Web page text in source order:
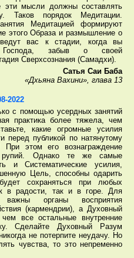
мысли должны составлять
Таков порядок Медитации.
Медитацией формируют
этого Образа и размышление о
вас к стадии, когда вы
забыв о своей
Сверхсознания (Самадхи).
Сатья Саи Баба
«Дхьяна Вахини», глава 13
2022
с помощью усердных занятий
практика более тяжела, чем
какие огромные усилия
перед публикой по натянутому
этом его вознаграждение
рупий. Однако те же самые
и Систематические усилия,
Цель, способны одарить
сохраняться при любых
в радости, так и в горе. Для
органы восприятия
(кармендрии), а Духовный
все остальные внутренние
Сделайте Духовный Разум
не потерпите неудачу. Но
чувства, то это непременно